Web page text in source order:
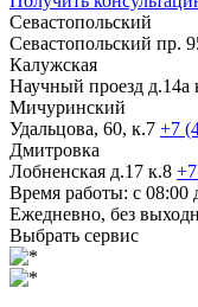
Севастопольский
Севастопольский пр.
Калужская
Научный проезд д.14а
Мичуринский
Удальцова, 60, к.7 +7
Дмитровка
Лобненская д.17 к.8
Время работы: с 08:00
Ежедневно, без
Выбрать сервис